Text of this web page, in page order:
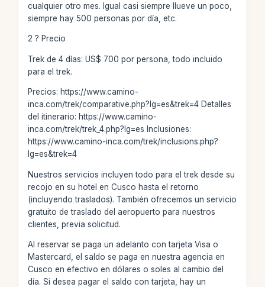
cualquier otro mes. Igual casi siempre llueve un poco,
siempre hay 500 personas por día, etc.
2 ? Precio
Trek de 4 días: US$ 700 por persona, todo incluido
para el trek.
Precios: https://www.camino-
inca.com/trek/comparative.php?lg=es&trek=4 Detalles
del itinerario: https://www.camino-
inca.com/trek/trek_4.php?lg=es Inclusiones:
https://www.camino-inca.com/trek/inclusions.php?
lg=es&trek=4
Nuestros servicios incluyen todo para el trek desde su
recojo en su hotel en Cusco hasta el retorno
(incluyendo traslados). También ofrecemos un servicio
gratuito de traslado del aeropuerto para nuestros
clientes, previa solicitud.
Al reservar se paga un adelanto con tarjeta Visa o
Mastercard, el saldo se paga en nuestra agencia en
Cusco en efectivo en dólares o soles al cambio del
día. Si desea pagar el saldo con tarjeta, hay un